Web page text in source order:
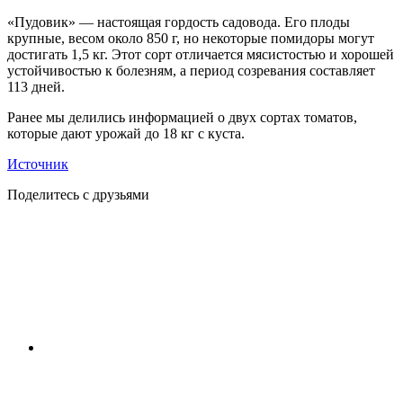
«Пудовик» — настоящая гордость садовода. Его плоды
крупные, весом около 850 г, но некоторые помидоры могут
достигать 1,5 кг. Этот сорт отличается мясистостью и хорошей
устойчивостью к болезням, а период созревания составляет
113 дней.
Ранее мы делились информацией о двух сортах томатов,
которые дают урожай до 18 кг с куста.
Источник
Поделитесь с друзьями